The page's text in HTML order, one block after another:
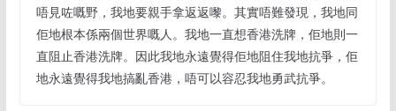
唔見咗嘅野，我地要親手拿返返嚟。其實唔難發現，我地同
佢地根本係兩個世界嘅人。我地一直想香港洗牌，佢地則一
直阻止香港洗牌。因此我地永遠覺得佢地阻住我地抗爭，佢
地永遠覺得我地搞亂香港，唔可以容忍我地勇武抗爭。